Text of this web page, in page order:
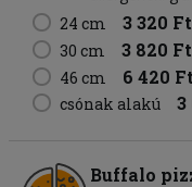
24 cm
3 320 Ft
30 cm 3 820 Ft
46 cm 6 420 Ft
csónak alakú 3
Buffalo